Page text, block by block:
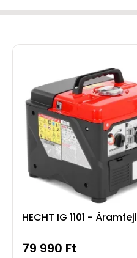
HECHT IG 1101 -
79 990 Ft